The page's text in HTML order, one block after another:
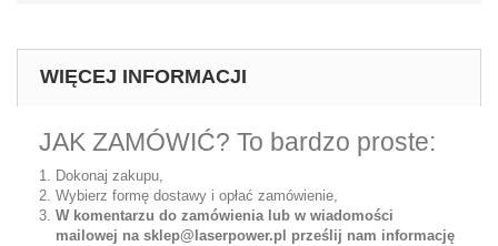
WIĘCEJ INFORMACJI
JAK ZAMÓWIĆ? To bardzo proste:
Dokonaj zakupu,
Wybierz formę dostawy i opłać zamówienie,
W komentarzu do zamówienia lub w wiadomości
mailowej na sklep@laserpower.pl prześlij nam informację